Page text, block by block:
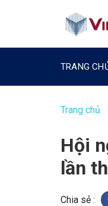
TRANG
Trang chủ
Hội
lần
Chia sẻ :